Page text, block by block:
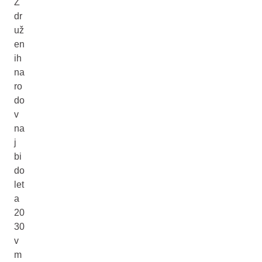
Z
dr
už
en
ih
na
ro
do
v
na
j
bi
do
let
a
20
30
v
m